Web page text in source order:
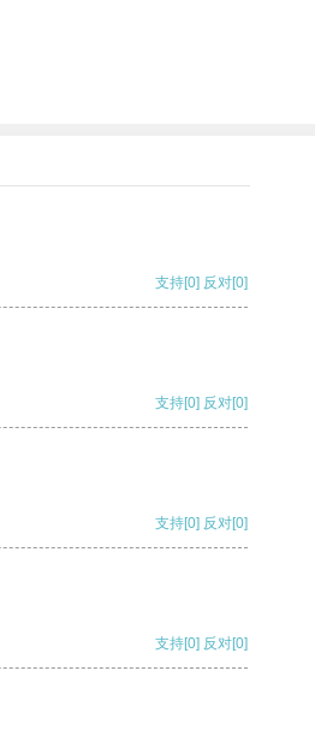
支持[0] 反对[0]
支持[0] 反对[0]
支持[0] 反对[0]
支持[0] 反对[0]